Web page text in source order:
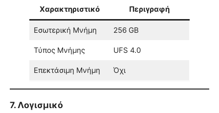
Χαρακτηριστικό Περιγραφή
Εσωτερική Μνήμη 256 GB
Τύπος Μνήμης UFS 4.0
Επεκτάσιμη Μνήμη Όχι
7. Λογισμικό